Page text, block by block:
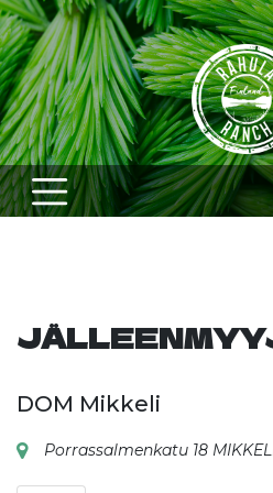
Skip
to
content
DOM Mikkeli
Porrassalmenkatu 18